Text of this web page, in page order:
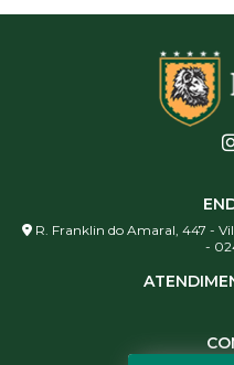
R. Franklin do Amaral, 447 -
-